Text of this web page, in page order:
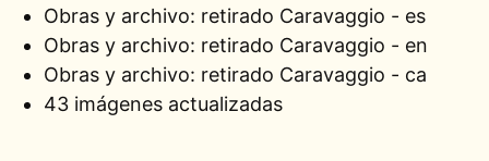
Obras y archivo: retirado Caravaggio - es
Obras y archivo: retirado Caravaggio - en
Obras y archivo: retirado Caravaggio - ca
43 imágenes actualizadas